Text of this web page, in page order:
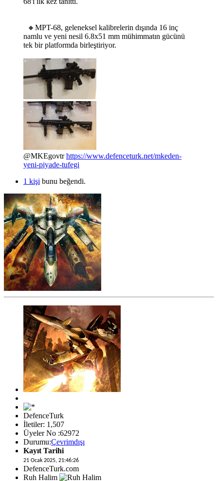
🔸MPT-68, geleneksel kalibrelerin dışında 16 inç
namlu ve yeni nesil 6.8x51 mm mühimmatın gücünü
tek bir platformda birleştiriyor.
@MKEgovtrhttps://www.defenceturk.net/mkeden-
yeni-piyade-tufegi
1 kişi bunu beğendi.
DefenceTurk
İletiler: 1,507
Üyeler No :62972
Durumu:Çevrimdışı
Kayıt Tarihi
21 Ocak 2025, 21:46:26
DefenceTurk.com
Ruh Halim